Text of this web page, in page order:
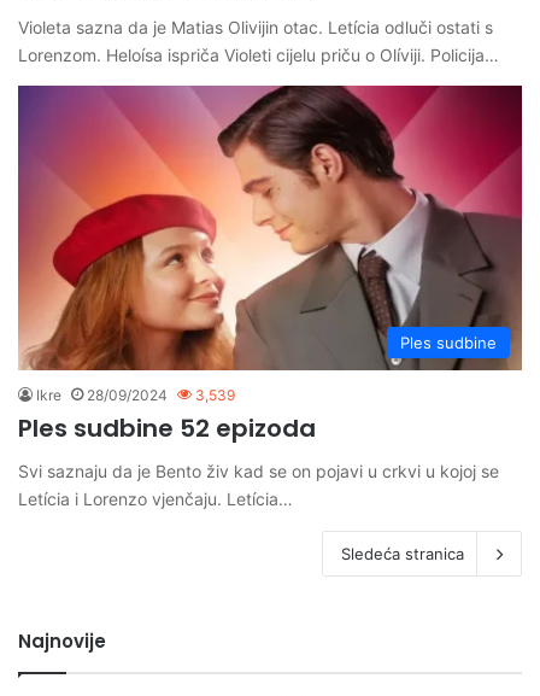
Violeta sazna da je Matias Olivijin otac. Letícia odluči ostati s
Lorenzom. Heloísa ispriča Violeti cijelu priču o Olíviji. Policija…
Ples sudbine
Ikre 28/09/2024 3,539
Ples sudbine 52 epizoda
Svi saznaju da je Bento živ kad se on pojavi u crkvi u kojoj se
Letícia i Lorenzo vjenčaju. Letícia…
Sledeća stranica
Najnovije